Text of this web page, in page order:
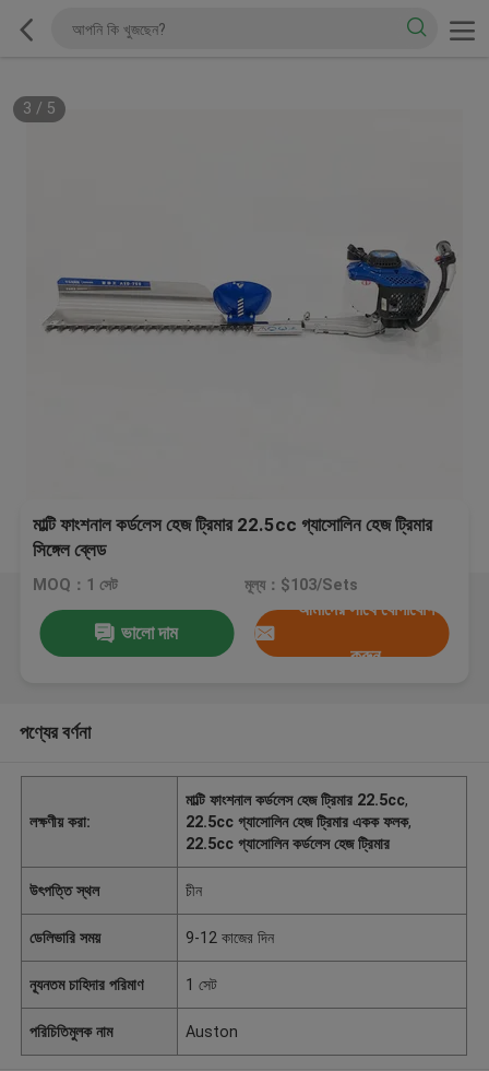
3 / 5
মাল্টি ফাংশনাল কর্ডলেস হেজ ট্রিমার 22.5cc গ্যাসোলিন হেজ ট্রিমার
সিঙ্গেল ব্লেড
MOQ：1 সেট মূল্য：$103/Sets
ভালো দাম
আমাদের সাথে যোগাযোগ
করুন
পণ্যের বর্ণনা
লক্ষণীয় করা:
মাল্টি ফাংশনাল কর্ডলেস হেজ ট্রিমার 22.5cc,
22.5cc গ্যাসোলিন হেজ ট্রিমার একক ফলক,
22.5cc গ্যাসোলিন কর্ডলেস হেজ ট্রিমার
উৎপত্তি স্থল চীন
ডেলিভারি সময় 9-12 কাজের দিন
ন্যূনতম চাহিদার পরিমাণ 1 সেট
পরিচিতিমুলক নাম Auston